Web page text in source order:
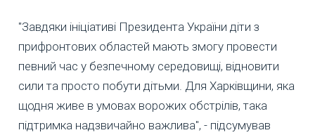
"Завдяки ініціативі Президента України діти з
прифронтових областей мають змогу провести
певний час у безпечному середовищі, відновити
сили та просто побути дітьми. Для Харківщини, яка
щодня живе в умовах ворожих обстрілів, така
підтримка надзвичайно важлива", - підсумував